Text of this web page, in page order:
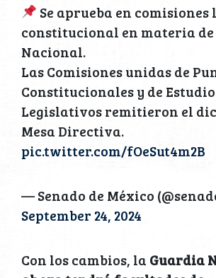
Se aprueba en
constitucional en materia
Nacional.
Las Comisiones unidas de
Constitucionales y de
Legislativos remitieron el
Mesa Directiva.
pic.twitter.com/fOeSut4m2B
— Senado de México
September 24, 2024
Con los cambios, la Guardia